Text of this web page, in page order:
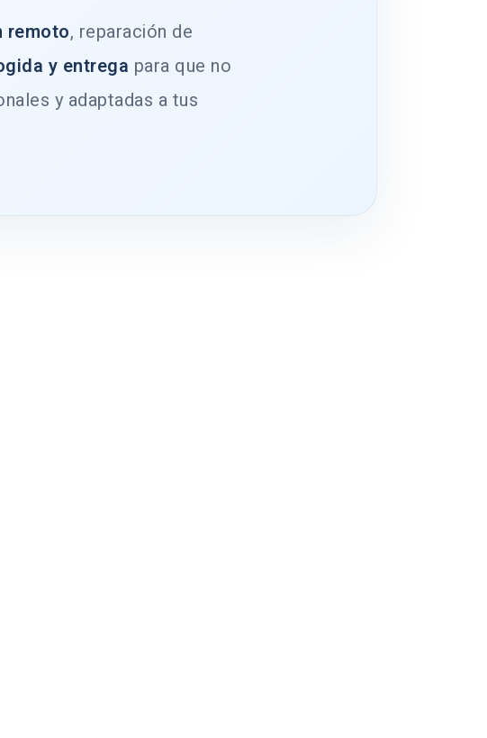
remoto, reparación de
y entrega para que no
y adaptadas a tus